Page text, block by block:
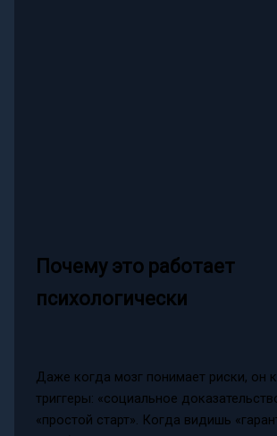
Почему это работает
психологически
Даже когда мозг понимает риски, он
триггеры: «социальное
«простой старт». Когда видишь